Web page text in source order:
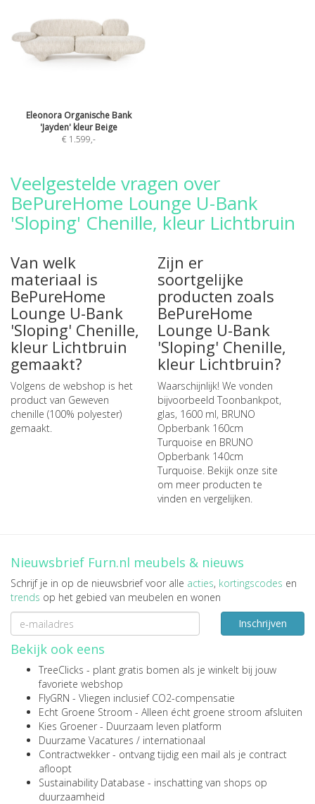
Eleonora Organische Bank
'Jayden' kleur Beige
€ 1.599,-
Veelgestelde vragen over
BePureHome Lounge U-Bank
'Sloping' Chenille, kleur Lichtbruin
Van welk
materiaal is
BePureHome
Lounge U-Bank
'Sloping' Chenille,
kleur Lichtbruin
gemaakt?
Volgens de webshop is het
product van Geweven
chenille (100% polyester)
gemaakt.
Zijn er
soortgelijke
producten zoals
BePureHome
Lounge U-Bank
'Sloping' Chenille,
kleur Lichtbruin?
Waarschijnlijk! We vonden
bijvoorbeeld Toonbankpot,
glas, 1600 ml, BRUNO
Opberbank 160cm
Turquoise en BRUNO
Opberbank 140cm
Turquoise. Bekijk onze site
om meer producten te
vinden en vergelijken.
Nieuwsbrief Furn.nl meubels & nieuws
Schrijf je in op de nieuwsbrief voor alle acties, kortingscodes en
trends op het gebied van meubelen en wonen
Inschrijven
Bekijk ook eens
TreeClicks - plant gratis bomen als je winkelt bij jouw
favoriete webshop
FlyGRN - Vliegen inclusief CO2-compensatie
Echt Groene Stroom - Alleen écht groene stroom afsluiten
Kies Groener - Duurzaam leven platform
Duurzame Vacatures / internationaal
Contractwekker - ontvang tijdig een mail als je contract
afloopt
Sustainability Database - inschatting van shops op
duurzaamheid